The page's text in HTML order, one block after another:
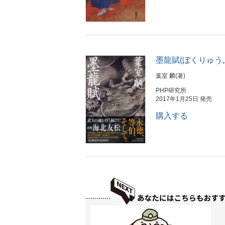
墨龍賦(ぼくりゅう
葉室 麟(著)
PHP研究所
2017年1月25日 発売
購入する